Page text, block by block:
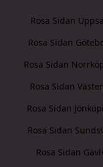
Rosa Sidan
Rosa Sidan
Rosa Sidan
Rosa Sidan
Rosa Sidan
Rosa Sidan
Rosa Sidan